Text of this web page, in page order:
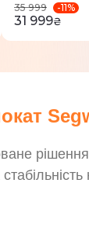
35 999
-11%
31 999₴
рішення